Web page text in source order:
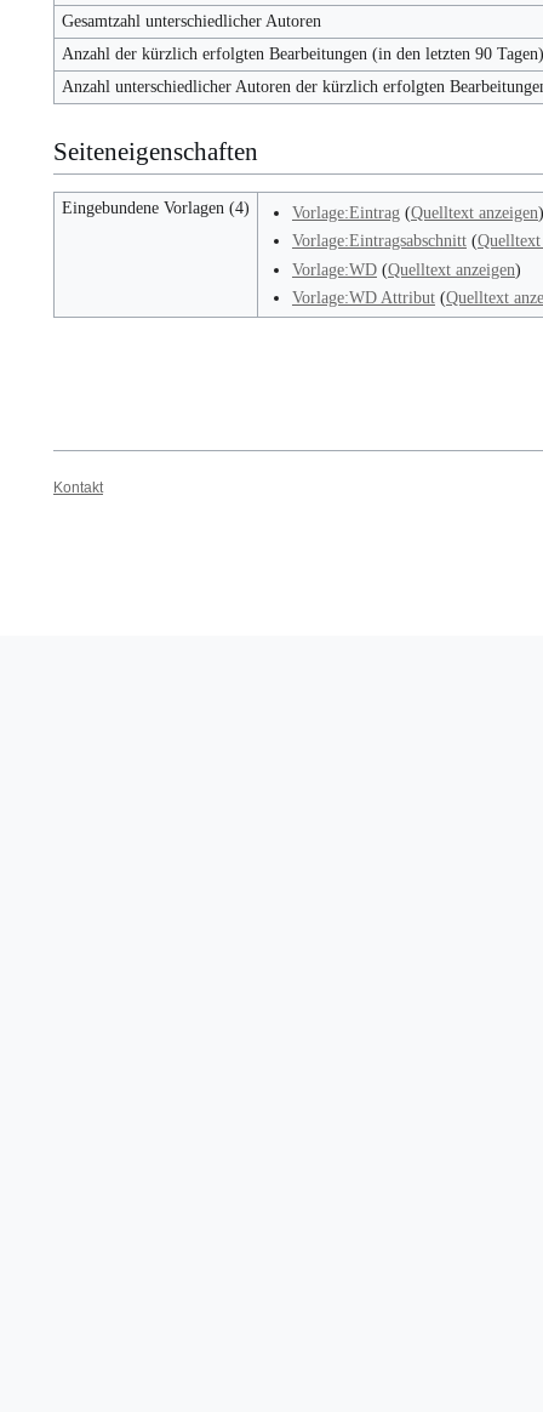
Gesamtzahl unterschiedlicher Autoren
Anzahl der kürzlich erfolgten Bearbeitungen (in den letzten 90 Tagen)
Anzahl unterschiedlicher Autoren der kürzlich erfolgten
Seiteneigenschaften
Eingebundene Vorlagen (4) Vorlage:Eintrag(Quelltext anzeigen)
Vorlage:Eintragsabschnitt(Quelltext
Vorlage:WD(Quelltext anzeigen)
Vorlage:WD Attribut(Quelltext
Kontakt